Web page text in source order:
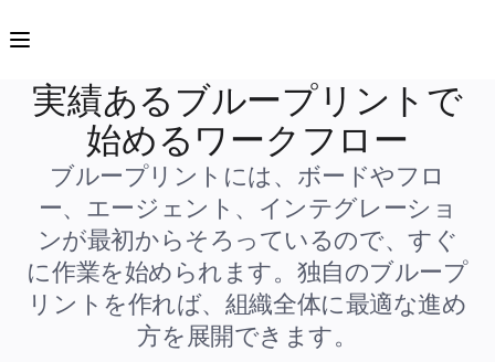
プロトタイプとワイヤーフレーム
Engage
プラットフォーム
AI 概要
AI Workflows
コネクター
MCP サーバー
AI プレイブックを見る
MCP サーバー
ブループリント
インテグレーション
セキュリティー
Enterprise Guard
開発者プラットフォーム
アプリをダウンロード
実績あるブループリントで
始めるワークフロー
ブループリントには、ボードやフロ
ー、エージェント、インテグレーショ
ンが最初からそろっているので、すぐ
に作業を始められます。独自のブループ
リントを作れば、組織全体に最適な進め
方を展開できます。